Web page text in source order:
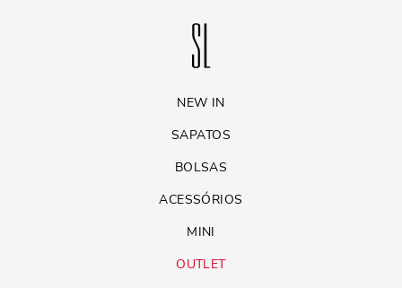
NEW IN
SAPATOS
BOLSAS
ACESSÓRIOS
MINI
OUTLET